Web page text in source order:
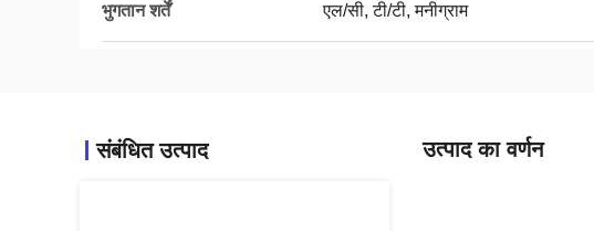
भुगतान शर्तें एल/सी, टी/टी, मनीग्राम
संबंधित उत्पाद उत्पाद का वर्णन